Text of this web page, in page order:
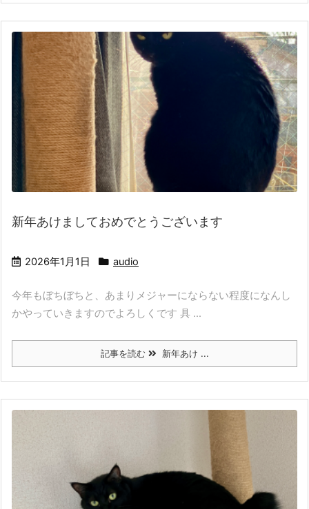
新年あけましておめでとうございます
2026年1月1日 audio
今年もぼちぼちと、あまりメジャーにならない程度になんし
かやっていきますのでよろしくです 具 ...
記事を読む 新年あけ ...